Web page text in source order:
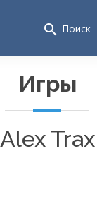
search Поиск
Игры
Alex Trax